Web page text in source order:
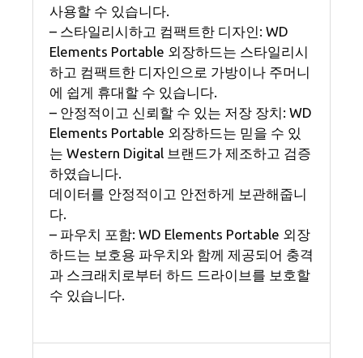
사용할 수 있습니다.
– 스타일리시하고 컴팩트한 디자인: WD
Elements Portable 외장하드는 스타일리시
하고 컴팩트한 디자인으로 가방이나 주머니
에 쉽게 휴대할 수 있습니다.
– 안정적이고 신뢰할 수 있는 저장 장치: WD
Elements Portable 외장하드는 믿을 수 있
는 Western Digital 브랜드가 제조하고 검증
하였습니다.
데이터를 안정적이고 안전하게 보관해줍니
다.
– 파우치 포함: WD Elements Portable 외장
하드는 보호용 파우치와 함께 제공되어 충격
과 스크래치로부터 하드 드라이브를 보호할
수 있습니다.